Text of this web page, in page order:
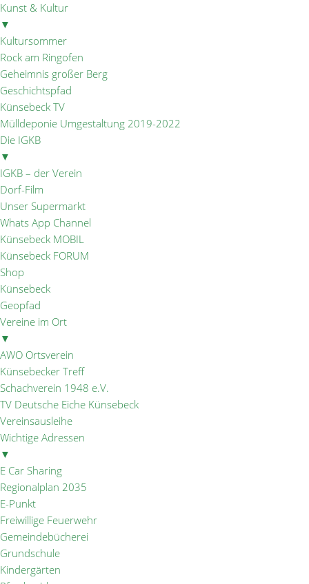
Kunst & Kultur
▼
Kultursommer
Rock am Ringofen
Geheimnis großer Berg
Geschichtspfad
Künsebeck TV
Mülldeponie Umgestaltung 2019-2022
Die IGKB
▼
IGKB – der Verein
Dorf-Film
Unser Supermarkt
Whats App Channel
Künsebeck MOBIL
Künsebeck FORUM
Shop
Künsebeck
Geopfad
Vereine im Ort
▼
AWO Ortsverein
Künsebecker Treff
Schachverein 1948 e.V.
TV Deutsche Eiche Künsebeck
Vereinsausleihe
Wichtige Adressen
▼
E Car Sharing
Regionalplan 2035
E-Punkt
Freiwillige Feuerwehr
Gemeindebücherei
Grundschule
Kindergärten